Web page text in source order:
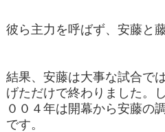
彼ら主力を呼ばず、安藤と
結果、安藤は大事な試合で
げただけで終わりました。
００４年は開幕から安藤の
です。